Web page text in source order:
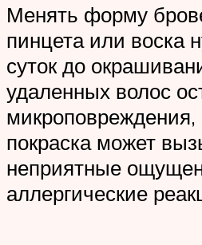
Менять форму
пинцета или воска
суток до
удаленных волос
микроповреждения,
покраска может
неприятные
аллергические